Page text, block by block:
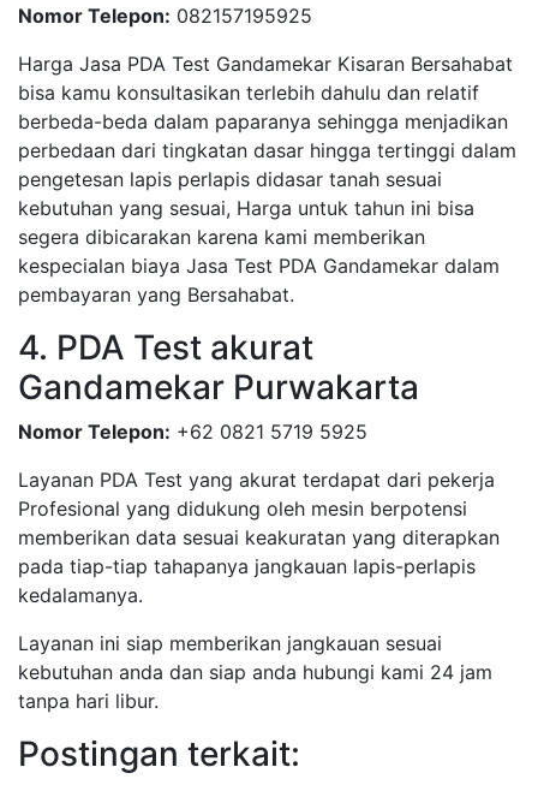
Nomor Telepon: 082157195925
Harga Jasa PDA Test Gandamekar Kisaran Bersahabat
bisa kamu konsultasikan terlebih dahulu dan relatif
berbeda-beda dalam paparanya sehingga menjadikan
perbedaan dari tingkatan dasar hingga tertinggi dalam
pengetesan lapis perlapis didasar tanah sesuai
kebutuhan yang sesuai, Harga untuk tahun ini bisa
segera dibicarakan karena kami memberikan
kespecialan biaya Jasa Test PDA Gandamekar dalam
pembayaran yang Bersahabat.
4. PDA Test akurat
Gandamekar Purwakarta
Nomor Telepon: +62 0821 5719 5925
Layanan PDA Test yang akurat terdapat dari pekerja
Profesional yang didukung oleh mesin berpotensi
memberikan data sesuai keakuratan yang diterapkan
pada tiap-tiap tahapanya jangkauan lapis-perlapis
kedalamanya.
Layanan ini siap memberikan jangkauan sesuai
kebutuhan anda dan siap anda hubungi kami 24 jam
tanpa hari libur.
Postingan terkait: